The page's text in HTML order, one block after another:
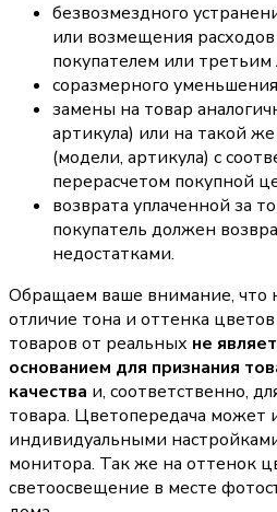
безвозмездного
или возмещения
покупателем или
соразмерного
замены на товар
артикула) или на такой
(модели, артикула) с
перерасчетом покупной
возврата уплаченной за
покупатель должен
недостатками.
Обращаем ваше внимание, что
отличие тона и оттенка
товаров от реальных не
основанием для признания
качества и, соответственно,
товара. Цветопередача может
индивидуальными
монитора. Так же на оттенок
светоосвещение в месте